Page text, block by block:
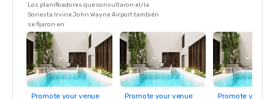
Los planificadores que consultaron el/la
Sonesta Irvine John Wayne Airport también
se fijaron en
Promote your venue Promote your venue Promote your